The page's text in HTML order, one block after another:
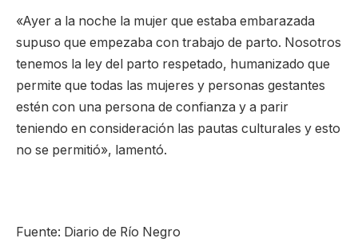
«Ayer a la noche la mujer que estaba embarazada
supuso que empezaba con trabajo de parto. Nosotros
tenemos la ley del parto respetado, humanizado que
permite que todas las mujeres y personas gestantes
estén con una persona de confianza y a parir
teniendo en consideración las pautas culturales y esto
no se permitió», lamentó.
Fuente: Diario de Río Negro